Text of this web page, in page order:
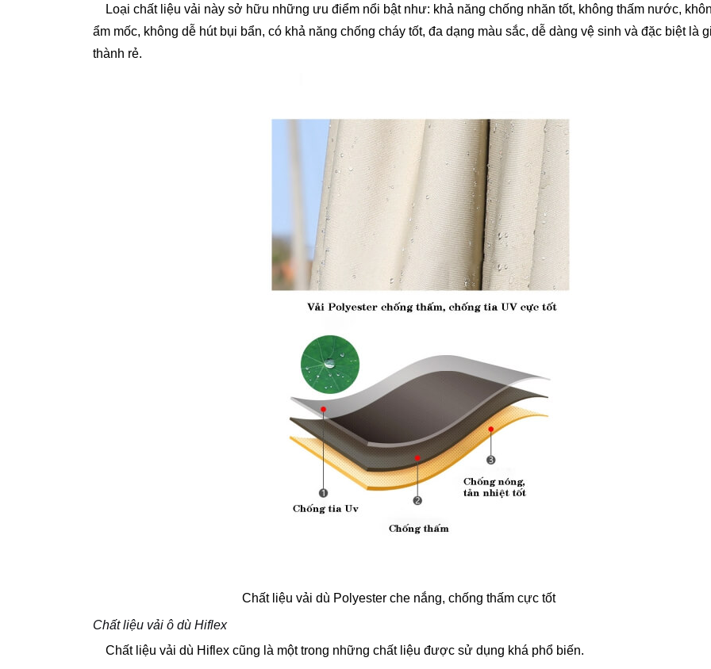
Loại chất liệu vải này sở hữu những ưu điểm nổi bật như: khả năng chống nhăn tốt, không thấm nước,
ẩm mốc, không dễ hút bụi bẩn, có khả năng chống cháy tốt, đa dạng màu sắc, dễ dàng vệ sinh và đặc biệt là
thành rẻ.
Chất liệu vải dù Polyester che nắng, chống thấm cực tốt
Chất liệu vải ô dù Hiflex
Chất liệu vải dù Hiflex cũng là một trong những chất liệu được sử dụng khá phổ biến.